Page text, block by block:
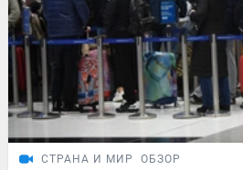
СТРАНА И МИР ОБЗОР